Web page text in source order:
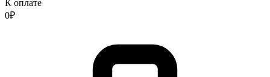
К оплате
0₽